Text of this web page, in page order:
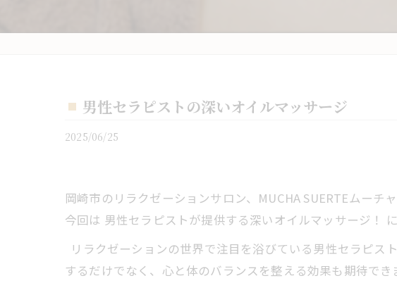
男性セラピストの深いオイルマッサージ
2025/06/25
岡崎市のリラクゼーションサロン、MUCHA SUERTEムーチ
今回は 男性セラピストが提供する深いオイルマッサージ！
リラクゼーションの世界で注目を浴びている男性セラピ
するだけでなく、心と体のバランスを整える効果も期待で